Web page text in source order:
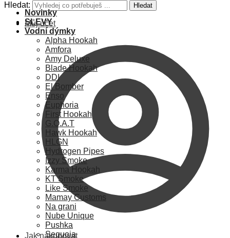
Hledat: Hledat
Můj účet
Jak nakupovat
Novinky
SLEVY
Vodní dýmky
Alpha Hookah
Amfora
Amy Deluxe
Blade Hookah
DDI
El Bomber
Enso
Euphoria
First Hookah
G.O.A.T
Hawk Hookah
HLGN
Hydrogen Pipes
Izzy Smoke
Karma Hookah
KT Smoke
Like Smoke
Mamay Customs
Na grani
Nube Unique
Pushka
Sequoia